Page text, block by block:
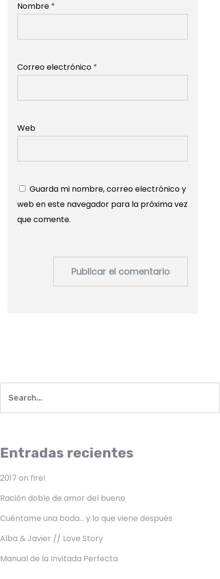
Nombre *
Correo electrónico *
Web
Guarda mi nombre, correo electrónico y
web en este navegador para la próxima vez
que comente.
Entradas recientes
2017 on fire!
Ración doble de amor del bueno
Cuéntame una boda… y lo que viene después
Alba & Javier // Love Story
Manual de la Invitada Perfecta